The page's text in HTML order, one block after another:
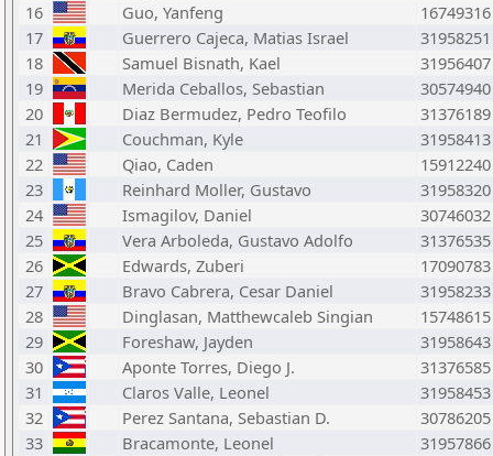
16
Guo, Yanfeng
16749316
17
Guerrero Cajeca, Matias Israel
31958251
18
Samuel Bisnath, Kael
31956407
19
Merida Ceballos, Sebastian
30574940
20
Diaz Bermudez, Pedro Teofilo
31376189
21
Couchman, Kyle
31958413
22
Qiao, Caden
15912240
23
Reinhard Moller, Gustavo
31958320
24
Ismagilov, Daniel
30746032
25
Vera Arboleda, Gustavo Adolfo
31376535
26
Edwards, Zuberi
17090783
27
Bravo Cabrera, Cesar Daniel
31958233
28
Dinglasan, Matthewcaleb Singian
15748615
29
Foreshaw, Jayden
31958643
30
Aponte Torres, Diego J.
31376585
31
Claros Valle, Leonel
31958453
32
Perez Santana, Sebastian D.
30786205
33
Bracamonte, Leonel
31957866